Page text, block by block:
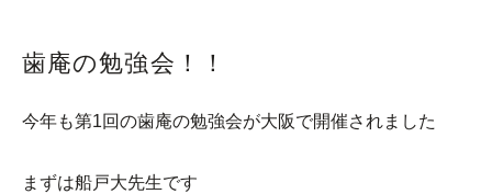
歯庵の勉強会！！
今年も第1回の歯庵の勉強会が大阪で開催されました
まずは船戸大先生です